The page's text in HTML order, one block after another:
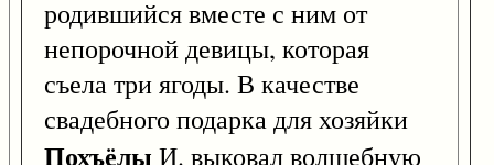
родившийся вместе с ним от
непорочной девицы, которая
съела три ягоды. В качестве
свадебного подарка для хозяйки
Похъёлы И. выковал волшебную